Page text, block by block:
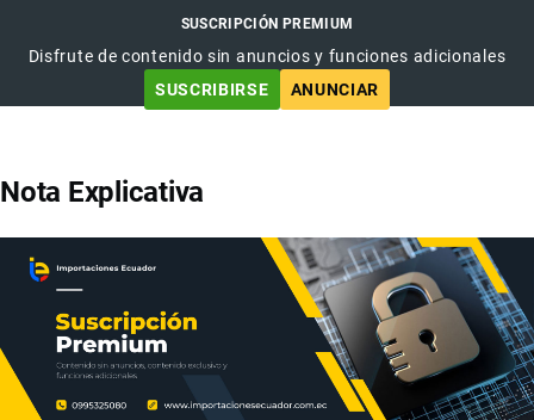
SUSCRIPCIÓN PREMIUM
Disfrute de contenido sin anuncios y funciones adicionales
SUSCRIBIRSE
ANUNCIAR
Nota Explicativa